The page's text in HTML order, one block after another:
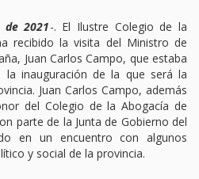
de 2021-. El Ilustre Colegio de la
recibido la visita del Ministro de
Juan Carlos Campo, que estaba
inauguración de la que será la
Juan Carlos Campo, además
del Colegio de la Abogacía de
parte de la Junta de Gobierno del
en un encuentro con algunos
y social de la provincia.